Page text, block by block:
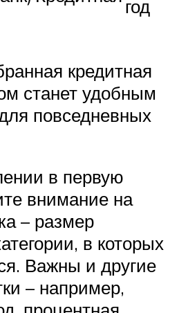
год
кредитная
станет удобным
повседневных
в первую
внимание на
– размер
в которых
Важны и другие
– например,